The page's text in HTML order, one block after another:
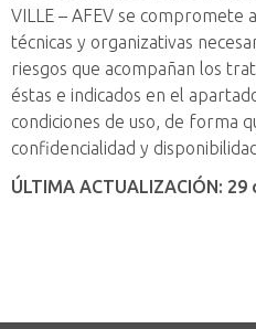
VILLE – AFEV se compromete
técnicas y organizativas
riesgos que acompañan los
éstas e indicados en el
condiciones de uso, de forma
confidencialidad y
ÚLTIMA ACTUALIZACIÓN: